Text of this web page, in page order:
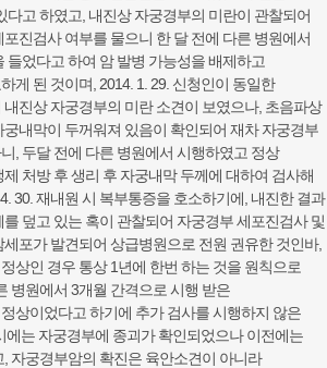
다고 하였고, 내진상 자궁경부의 미란이 관찰되어
진검사 여부를 물으니 한 달 전에 다른 병원에서
들었다고 하여 암 발병 가능성을 배제하고
게 된 것이며, 2014. 1. 29. 신청인이 동일한
진상 자궁경부의 미란 소견이 보였으나, 초음파상
내막이 두꺼워져 있음이 확인되어 재차 자궁경부
, 두달 전에 다른 병원에서 시행하였고 정상
처방 후 생리 후 자궁내막 두께에 대하여 검사해
30. 재내원 시 복부통증을 호소하기에, 내진한 결과
덮고 있는 혹이 관찰되어 자궁경부 세포진검사 및
포가 발견되어 상급병원으로 전원 권유한 것인바,
상인 경우 통상 1년에 한번 하는 것을 원칙으로
병원에서 3개월 간격으로 시행 받은
상이었다고 하기에 추가 검사를 시행하지 않은
에는 자궁경부에 종괴가 확인되었으나 이전에는
자궁경부암의 확진은 육안소견이 아니라